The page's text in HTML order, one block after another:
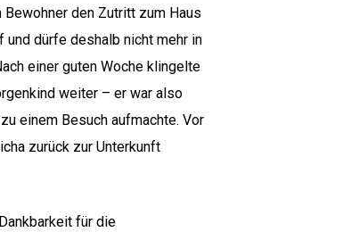
den Zutritt zum Haus
dürfe deshalb nicht mehr in
einer guten Woche klingelte
weiter – er war also
einem Besuch aufmachte. Vor
zurück zur Unterkunft
für die